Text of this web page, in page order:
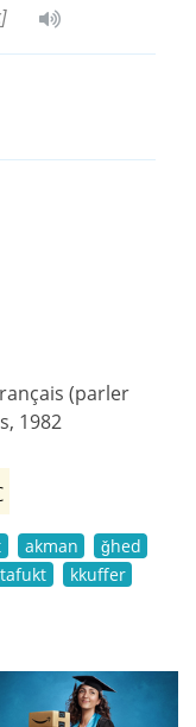
(parler
1982
akman
ǧhed
tafukt
kkuffer